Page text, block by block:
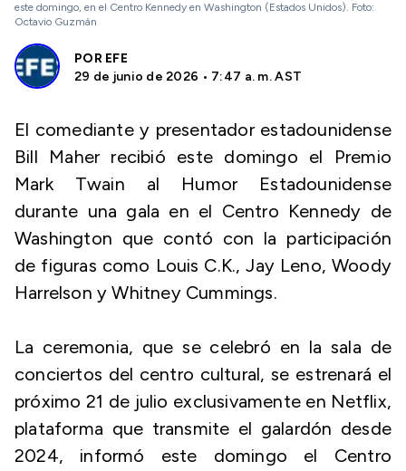
este domingo, en el Centro Kennedy en Washington (Estados Unidos). Foto:
Octavio Guzmán
POR EFE
29 de junio de 2026 • 7:47 a. m. AST
El comediante y presentador estadounidense
Bill Maher recibió este domingo el Premio
Mark Twain al Humor Estadounidense
durante una gala en el Centro Kennedy de
Washington que contó con la participación
de figuras como Louis C.K., Jay Leno, Woody
Harrelson y Whitney Cummings.
La ceremonia, que se celebró en la sala de
conciertos del centro cultural, se estrenará el
próximo 21 de julio exclusivamente en Netflix,
plataforma que transmite el galardón desde
2024, informó este domingo el Centro